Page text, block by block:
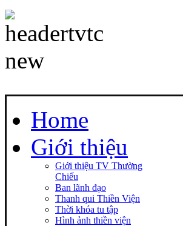
Home
Giới thiệu
Giới thiệu TV Thường
Chiếu
Ban lãnh đạo
Thanh qui Thiền Viện
Thời khóa tu tập
Hình ảnh thiền viện